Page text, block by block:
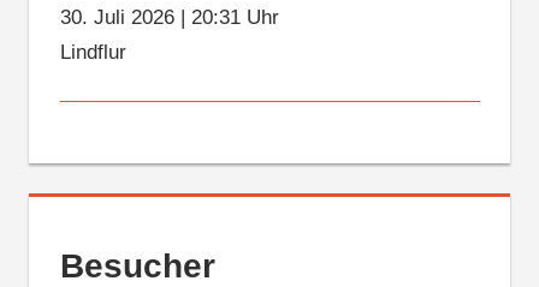
30. Juli 2026| 20:31 Uhr
Lindflur
Besucher